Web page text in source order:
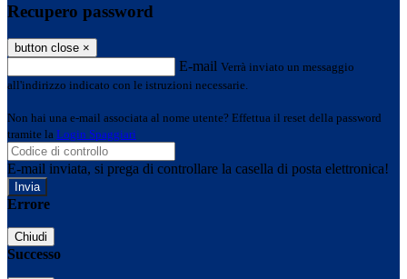
Recupero password
button close ×
E-mail Verrà inviato un messaggio
all'indirizzo indicato con le istruzioni necessarie.
Non hai una e-mail associata al nome utente? Effettua il reset della password
tramite la Login Spaggiari
E-mail inviata, si prega di controllare la casella di posta elettronica!
Errore
Chiudi
Successo